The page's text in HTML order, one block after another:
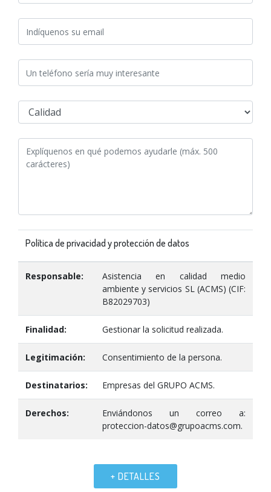
Política de privacidad y protección de datos
Responsable:
Asistencia en calidad medio
ambiente y servicios SL (ACMS) (CIF:
B82029703)
Finalidad: Gestionar la solicitud realizada.
Legitimación: Consentimiento de la persona.
Destinatarios: Empresas del GRUPO ACMS.
Derechos:
Enviándonos un correo a:
proteccion-datos@grupoacms.com.
+ DETALLES